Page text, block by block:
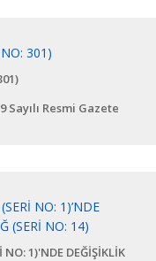
301)
Sayılı Resmi Gazete
NO: 1)’NDE
(SERİ NO: 14)
NO: 1)'NDE DEĞİŞİKLİK